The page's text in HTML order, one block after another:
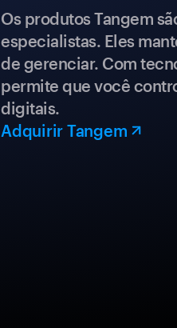
Os produtos Tangem
especialistas. Eles
de gerenciar. Com
permite que você
digitais.
Adquirir Tangem